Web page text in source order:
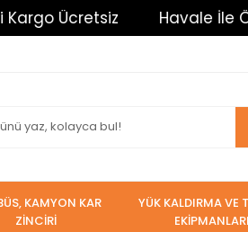
Ücretsiz Havale İle
KAMYON KAR
ZİNCİRİ
YÜK KALDIRMA VE
EKİPMANLARI